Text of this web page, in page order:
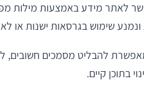
לאתר מידע באמצעות מילות
שימוש בגרסאות ישנות או
להבליט מסמכים חשובים,
בתוכן קיים.